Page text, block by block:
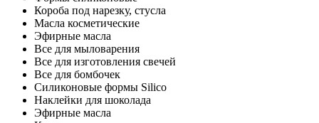
Короба под нарезку, стусла
Масла косметические
Эфирные масла
Все для мыловарения
Все для изготовления свечей
Все для бомбочек
Силиконовые формы Silico
Наклейки для шоколада
Эфирные масла